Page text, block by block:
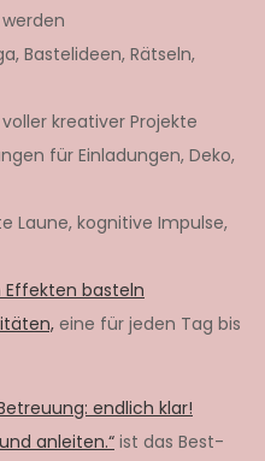
Bastelideen, Rätseln,
voller kreativer Projekte
für Einladungen, Deko,
Laune, kognitive Impulse,
basteln
eine für jeden Tag bis
endlich klar!
anleiten.“ ist das Best-